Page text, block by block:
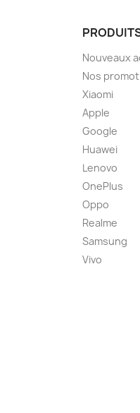
Nouveaux
Nos
Xiaomi
Apple
Google
Huawei
Lenovo
OnePlus
Oppo
Realme
Samsung
Vivo